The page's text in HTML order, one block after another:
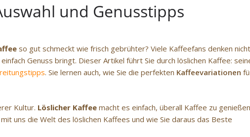
und Genusstipps
so gut schmeckt wie frisch gebrühter? Viele Kaffeefans denken nicht
einfach Genuss bringt. Dieser Artikel führt Sie durch löslichen Kaffee:
. Sie lernen auch, wie Sie die perfekten Kaffeevariationen
Kultur. Löslicher Kaffee macht es einfach, überall Kaffee zu
uns die Welt des löslichen Kaffees und wie Sie daraus das Beste